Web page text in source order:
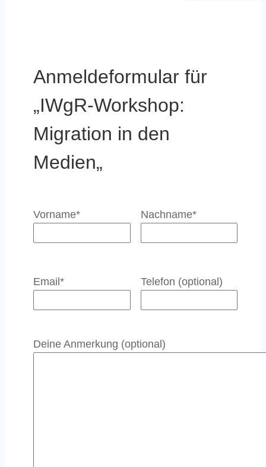
Anmeldeformular für
„IWgR-Workshop:
Migration in den
Medien„
Vorname* Nachname*
Email* Telefon (optional)
Deine Anmerkung (optional)